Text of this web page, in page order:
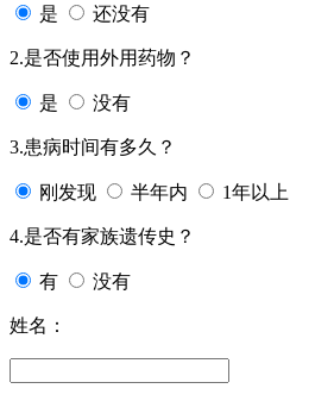
是 还没有
2.是否使用外用药物？
是 没有
3.患病时间有多久？
刚发现 半年内 1年以上
4.是否有家族遗传史？
有 没有
姓名：